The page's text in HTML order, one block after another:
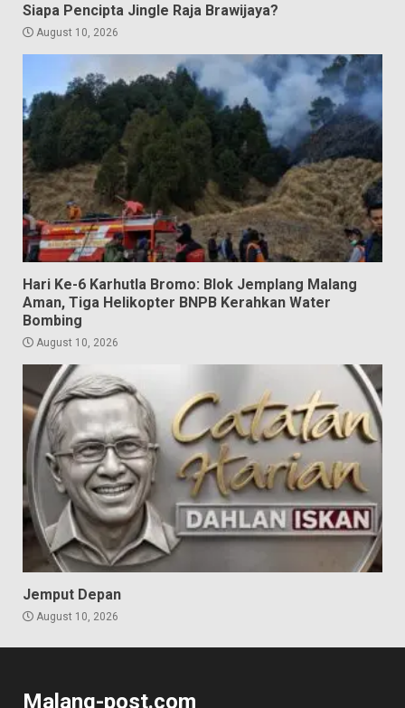
Siapa Pencipta Jingle Raja Brawijaya?
August 10, 2026
Hari Ke-6 Karhutla Bromo: Blok Jemplang Malang
Aman, Tiga Helikopter BNPB Kerahkan Water
Bombing
August 10, 2026
Jemput Depan
August 10, 2026
Malang-post.com